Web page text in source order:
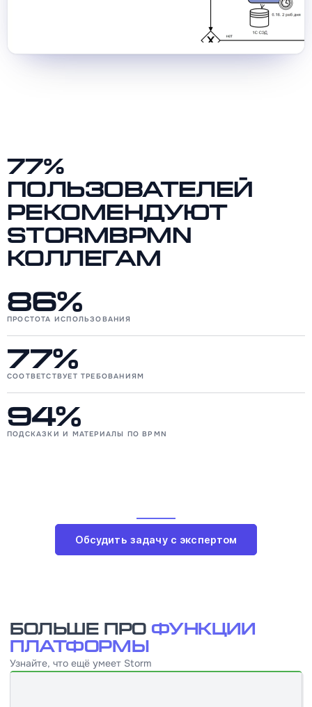
77%
пользователей
рекомендуют
Stormbpmn
коллегам
86%
ПРОСТОТА ИСПОЛЬЗОВАНИЯ
77%
СООТВЕТСТВУЕТ ТРЕБОВАНИЯМ
94%
ПОДСКАЗКИ И МАТЕРИАЛЫ ПО BPMN
Обсудить задачу с экспертом
Больше про функции
платформы
Узнайте, что ещё умеет Storm